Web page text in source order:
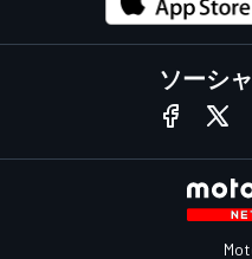
ソーシ